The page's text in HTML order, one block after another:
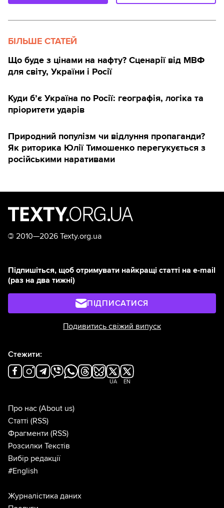
БІЛЬШЕ СТАТЕЙ
Що буде з цінами на нафту? Сценарії від МВФ
для світу, України і Росії
Куди б’є Україна по Росії: географія, логіка та
пріоритети ударів
Природний популізм чи відлуння пропаганди?
Як риторика Юлії Тимошенко перегукується з
російськими наративами
© 2010—2026 Texty.org.ua
Підпишіться, щоб отримувати найкращі статті на e-mail
(раз на два тижні)
ПІДПИСАТИСЯ
Подивитись свіжий випуск
Стежити:
UA EN
Про нас (About us)
Статті (RSS)
Фрагменти (RSS)
Розсилки Текстів
Вибір редакції
#English
Журналістика даних